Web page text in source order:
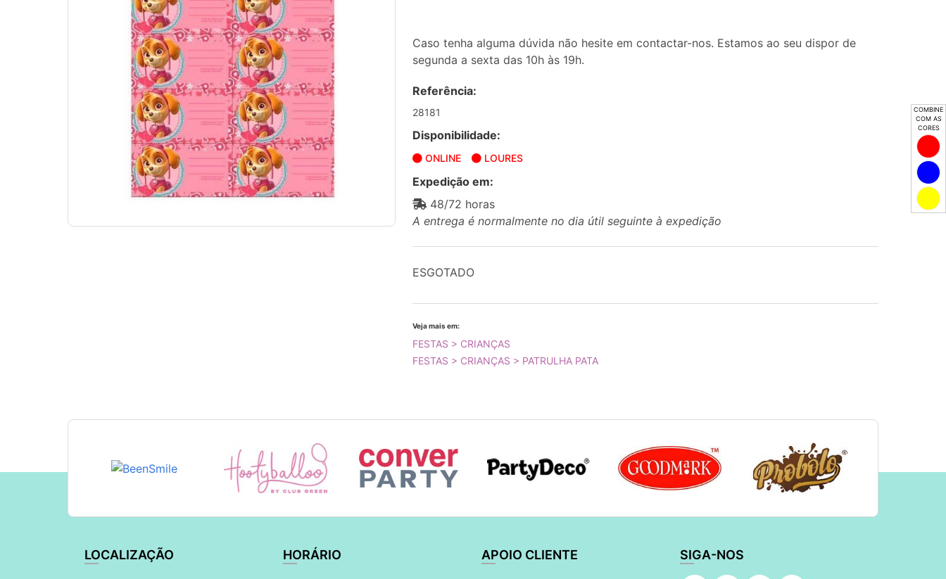
COMBINE
COM AS
CORES
Caso tenha alguma dúvida não hesite em contactar-nos. Estamos ao seu dispor de
segunda a sexta das 10h às 19h.
Referência:
28181
Disponibilidade:
ONLINE LOURES
Expedição em:
48/72 horas
A entrega é normalmente no dia útil seguinte à expedição
ESGOTADO
Veja mais em:
FESTAS > CRIANÇAS
FESTAS > CRIANÇAS > PATRULHA PATA
LOCALIZAÇÃO HORÁRIO APOIO CLIENTE SIGA-NOS